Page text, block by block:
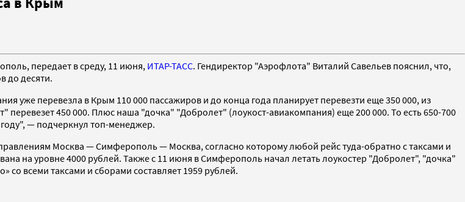
передает в среду, 11 июня, ИТАР-ТАСС. Гендиректор "Аэрофлота" Виталий Савельев пояснил, что,
до десяти.
уже перевезла в Крым 110 000 пассажиров и до конца года планирует перевезти еще 350 000, из
450 000. Плюс наша "дочка" "Добролет" (лоукост-авиакомпания) еще 200 000. То есть 650-700
— подчеркнул топ-менеджер.
Москва — Симферополь — Москва, согласно которому любой рейс туда-обратно с таксами и
на уровне 4000 рублей. Также с 11 июня в Симферополь начал летать лоукостер "Добролет", "дочка"
всеми таксами и сборами составляет 1959 рублей.